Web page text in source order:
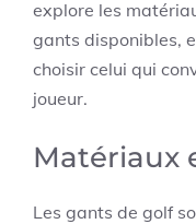
explore les
gants disponibles,
choisir celui qui
joueur.
Matériaux
Les gants de golf